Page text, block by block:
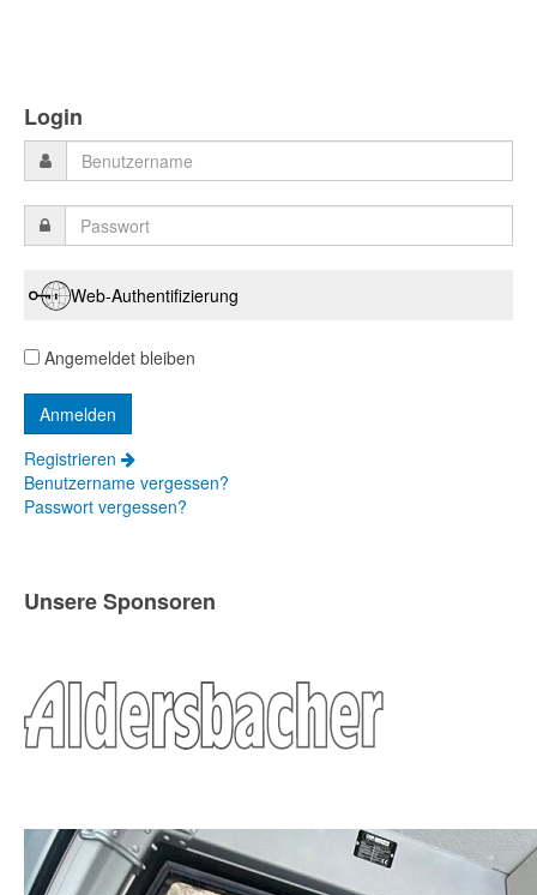
Login
Web-Authentifizierung
Angemeldet bleiben
Registrieren
Benutzername vergessen?
Passwort vergessen?
Unsere Sponsoren